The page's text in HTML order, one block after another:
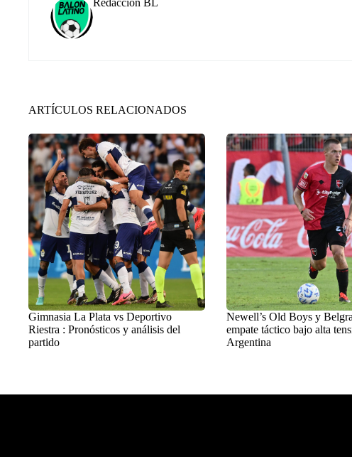
Redacción BL
ARTÍCULOS RELACIONADOS
Gimnasia La Plata vs Deportivo
Riestra : Pronósticos y análisis del
partido
Newell’s Old Boys y
empate táctico bajo alta
Argentina